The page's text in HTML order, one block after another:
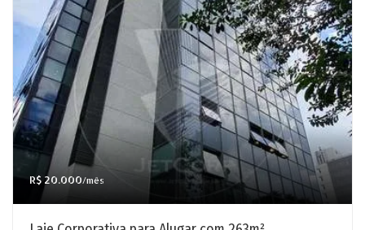
R$ 20.000/mês